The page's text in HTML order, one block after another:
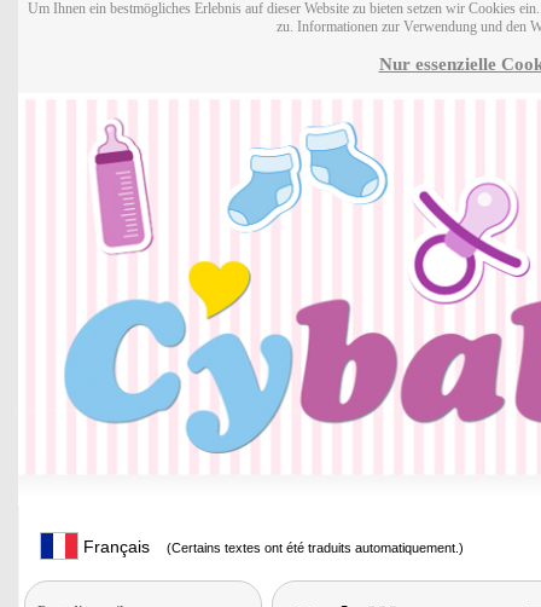
Um Ihnen ein bestmögliches Erlebnis auf dieser Website zu bieten setzen wir Cookies
zu. Informationen zur Verwendung und den
Nur essenzielle
Français (Certains textes ont été traduits automatiquement.)